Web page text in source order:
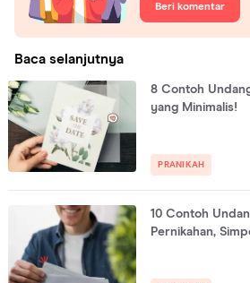
Beri komentar
Baca selanjutnya
8 Contoh
yang Minimalis!
PRANIKAH
10 Contoh
Pernikahan,